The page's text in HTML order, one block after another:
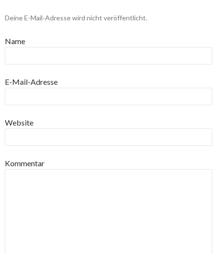
Deine E-Mail-Adresse wird nicht veröffentlicht.
Name
E-Mail-Adresse
Website
Kommentar